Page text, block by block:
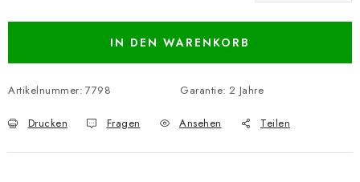
IN DEN WARENKORB
Artikelnummer: 7798 Garantie: 2 Jahre
Drucken Fragen Ansehen Teilen